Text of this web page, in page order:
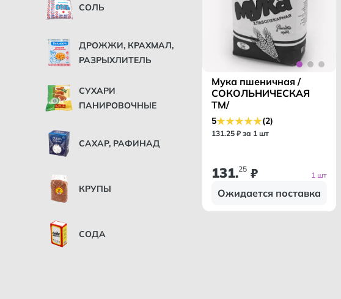
СОЛЬ
ДРОЖЖИ, КРАХМАЛ,
РАЗРЫХЛИТЕЛЬ
СУХАРИ
ПАНИРОВОЧНЫЕ
САХАР, РАФИНАД
КРУПЫ
СОДА
Мука пшеничная /
СОКОЛЬНИЧЕСКАЯ
ТМ/
5 (2)
131.25 ₽ за 1 шт
131.25₽ 1 шт
Ожидается поставка